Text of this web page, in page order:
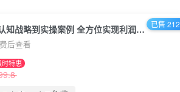
视频号直播操盘课，从认知战略到实操案例 全方位实现利润增长与势能提升
后查看
时特惠
已售 212